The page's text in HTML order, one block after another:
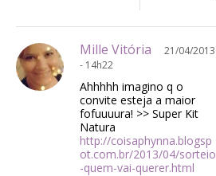
Mille Vitória
21/04/2013
- 14h22
Ahhhhh imagino q o
convite esteja a maior
fofuuuura! >> Super Kit
Natura
http://coisaphynna.blogsp
ot.com.br/2013/04/sorteio
-quem-vai-querer.html